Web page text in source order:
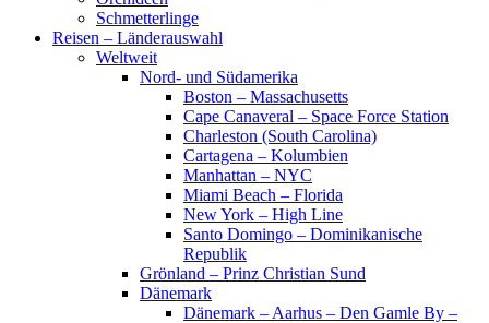
Schmetterlinge
Reisen – Länderauswahl
Weltweit
Nord- und Südamerika
Boston – Massachusetts
Cape Canaveral – Space Force Station
Charleston (South Carolina)
Cartagena – Kolumbien
Manhattan – NYC
Miami Beach – Florida
New York – High Line
Santo Domingo – Dominikanische
Republik
Grönland – Prinz Christian Sund
Dänemark
Dänemark – Aarhus – Den Gamle By –